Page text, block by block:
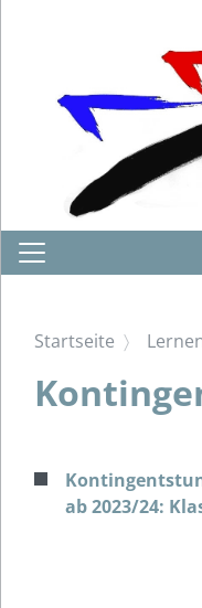
Startseite
ab 2023/24: